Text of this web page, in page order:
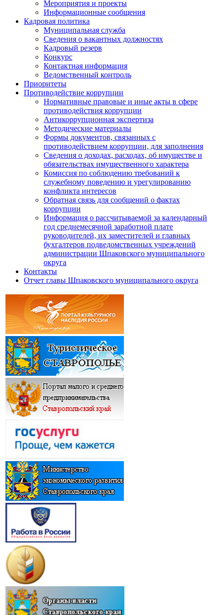
Мероприятия и проекты
Информационные сообщения
Кадровая политика
Муниципальная служба
Сведения о вакантных должностях
Кадровый резерв
Конкурс
Контактная информация
Ведомственный контроль
Приоритеты
Противодействие коррупции
Нормативные правовые и иные акты в сфере
противодействия коррупции
Антикоррупционная экспертиза
Методические материалы
Формы документов, связанных с
противодействием коррупции, для заполнения
Сведения о доходах, расходах, об имуществе и
обязательствах имущественного характера
Комиссия по соблюдению требований к
служебному поведению и урегулированию
конфликта интересов
Обратная связь для сообщений о фактах
коррупции
Информация о рассчитываемой за календарный
год среднемесячной заработной плате
руководителей, их заместителей и главных
бухгалтеров подведомственных учреждений
администрации Шпаковского муниципального
округа
Контакты
Отчет главы Шпаковского муниципального округа